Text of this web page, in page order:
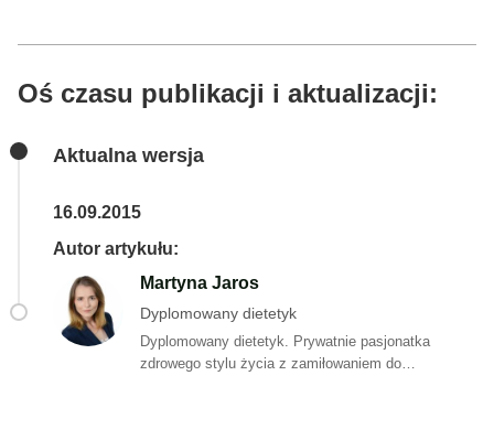
Oś czasu publikacji i aktualizacji:
Aktualna wersja
16.09.2015
Autor artykułu:
Martyna Jaros
Dyplomowany dietetyk
Dyplomowany dietetyk. Prywatnie pasjonatka
zdrowego stylu życia z zamiłowaniem do